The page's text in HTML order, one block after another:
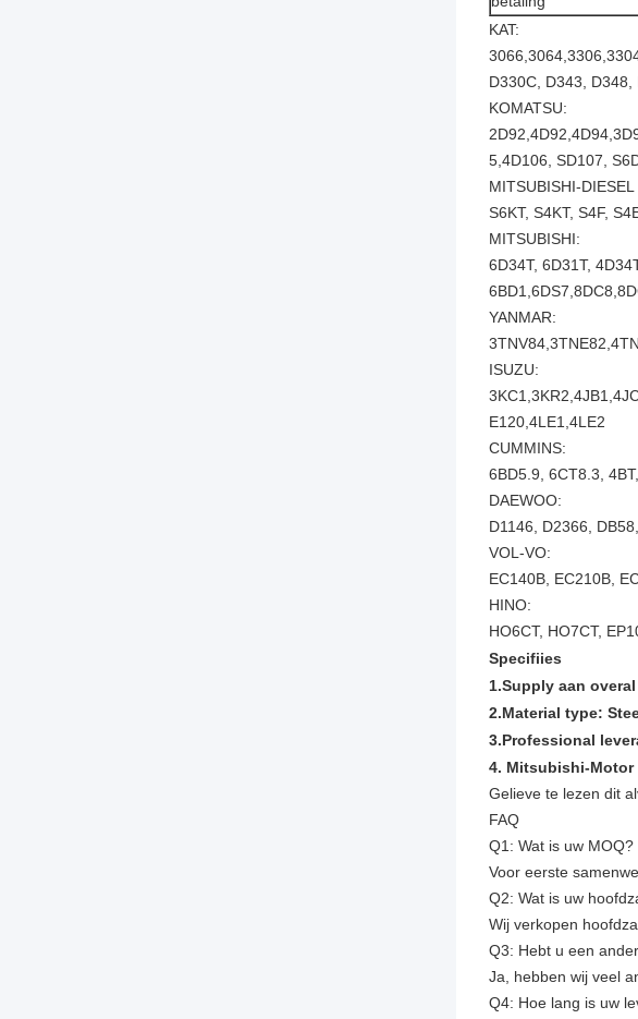
KAT:
D330C, D343,
KOMATSU:
5,4D106, SD107,
MITSUBISHI-DIESEL
S6KT, S4KT, S4F,
MITSUBISHI:
6D34T, 6D31T,
YANMAR:
ISUZU:
E120,4LE1,4LE2
CUMMINS:
6BD5.9, 6CT8.3,
DAEWOO:
D1146, D2366,
VOL-VO:
EC140B, EC210B,
HINO:
HO6CT, HO7CT,
Specifiies
1.Supply aan overal
2.Material type:
3.Professional
4. Mitsubishi-Motor
Gelieve te lezen dit
FAQ
Q1: Wat is uw MOQ?
Voor eerste
Q2: Wat is uw
Wij verkopen
Q3: Hebt u een
Ja, hebben wij veel
Q4: Hoe lang is uw